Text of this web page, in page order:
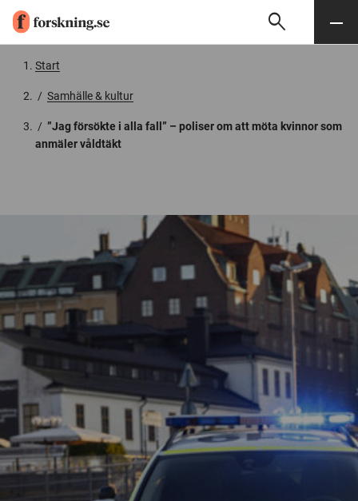
Söksearch Meny
Start
/ Samhälle & kultur
/ ”Jag försökte i alla fall” – poliser om att möta kvinnor som
anmäler våldtäkt